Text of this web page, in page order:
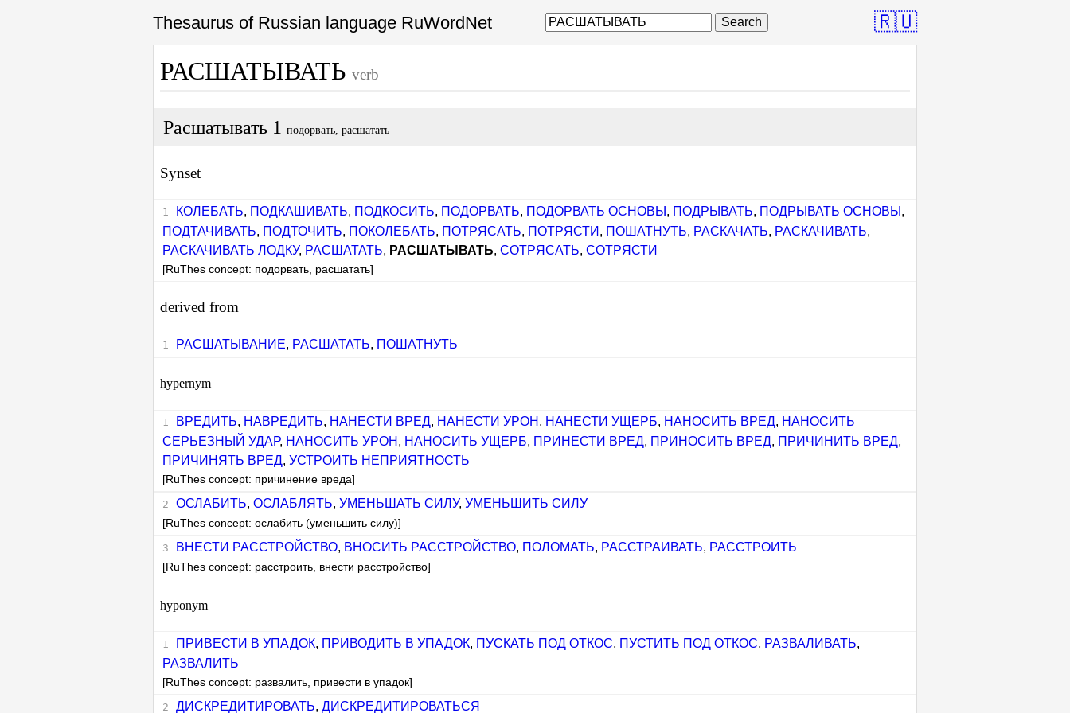
Thesaurus of Russian language RuWordNet Search 🇷🇺
РАСШАТЫВАТЬ verb
Расшатывать 1 подорвать, расшатать
Synset
КОЛЕБАТЬ, ПОДКАШИВАТЬ, ПОДКОСИТЬ, ПОДОРВАТЬ, ПОДОРВАТЬ ОСНОВЫ , ПОДРЫВАТЬ, ПОДРЫВАТЬ ОСНОВЫ ,
ПОДТАЧИВАТЬ, ПОДТОЧИТЬ, ПОКОЛЕБАТЬ, ПОТРЯСАТЬ, ПОТРЯСТИ , ПОШАТНУТЬ, РАСКАЧАТЬ, РАСКАЧИВАТЬ,
РАСКАЧИВАТЬ ЛОДКУ, РАСШАТАТЬ, РАСШАТЫВАТЬ,СОТРЯСАТЬ,СОТРЯСТИ
[RuThes concept: подорвать, расшатать]
derived from
РАСШАТЫВАНИЕ, РАСШАТАТЬ, ПОШАТНУТЬ
hypernym
ВРЕДИТЬ, НАВРЕДИТЬ, НАНЕСТИ ВРЕД, НАНЕСТИ УРОН , НАНЕСТИ УЩЕРБ, НАНОСИТЬ ВРЕД, НАНОСИТЬ
СЕРЬЕЗНЫЙ УДАР, НАНОСИТЬ УРОН , НАНОСИТЬ УЩЕРБ, ПРИНЕСТИ ВРЕД, ПРИНОСИТЬ ВРЕД, ПРИЧИНИТЬ ВРЕД,
ПРИЧИНЯТЬ ВРЕД,УСТРОИТЬ НЕПРИЯТНОСТЬ
[RuThes concept: причинение вреда]
ОСЛАБИТЬ, ОСЛАБЛЯТЬ, УМЕНЬШАТЬ СИЛУ, УМЕНЬШИТЬ СИЛУ
[RuThes concept: ослабить (уменьшить силу)]
ВНЕСТИ РАССТРОЙСТВО, ВНОСИТЬ РАССТРОЙСТВО, ПОЛОМАТЬ, РАССТРАИВАТЬ, РАССТРОИТЬ
[RuThes concept: расстроить, внести расстройство]
hyponym
ПРИВЕСТИ В УПАДОК, ПРИВОДИТЬ В УПАДОК, ПУСКАТЬ ПОД ОТКОС, ПУСТИТЬ ПОД ОТКОС, РАЗВАЛИВАТЬ,
РАЗВАЛИТЬ
[RuThes concept: развалить, привести в упадок]
ДИСКРЕДИТИРОВАТЬ, ДИСКРЕДИТИРОВАТЬСЯ